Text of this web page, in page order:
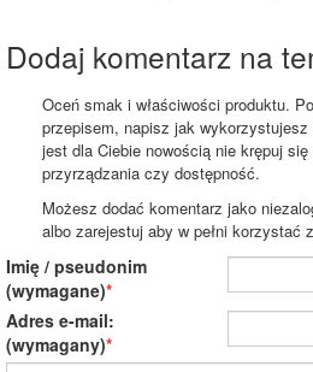
Dodaj komentarz na
Oceń smak i właściwości produktu.
przepisem, napisz jak
jest dla Ciebie nowością nie krępuj
przyrządzania czy dostępność.
Możesz dodać komentarz jako
albo zarejestuj aby w pełni korzystać
Imię / pseudonim
(wymagane)
Adres e-mail:
(wymagany)